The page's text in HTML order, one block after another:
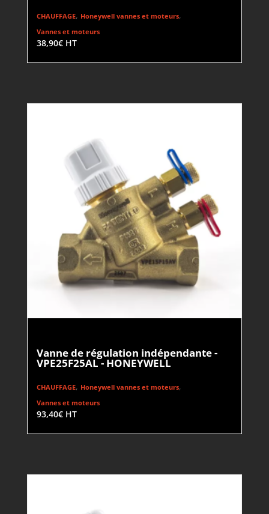
CHAUFFAGE, Honeywell vannes et moteurs,
Vannes et moteurs
38,90€ HT
Vanne de régulation indépendante -
VPE25F25AL - HONEYWELL
CHAUFFAGE, Honeywell vannes et moteurs,
Vannes et moteurs
93,40€ HT